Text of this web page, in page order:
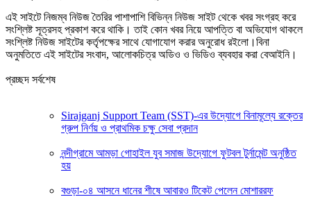
এই সাইটে নিজম্ব নিউজ তৈরির পাশাপাশি বিভিন্ন নিউজ সাইট থেকে খবর সংগ্রহ করে
সংশ্লিষ্ট সূত্রসহ প্রকাশ করে থাকি। তাই কোন খবর নিয়ে আপত্তি বা অভিযোগ থাকলে
সংশ্লিষ্ট নিউজ সাইটের কর্তৃপক্ষের সাথে যোগাযোগ করার অনুরোধ রইলো।বিনা
অনুমতিতে এই সাইটের সংবাদ, আলোকচিত্র অডিও ও ভিডিও ব্যবহার করা বেআইনি।
প্রচ্ছদ সর্বশেষ
Sirajganj Support Team (SST)-এর উদ্যোগে বিনামূল্যে রক্তের
গ্রুপ নির্ণয় ও প্রাথমিক চক্ষু সেবা প্রদান
নন্দীগ্রামে আমড়া গোহাইল যুব সমাজ উদ্যোগে ফুটবল টুর্নামেন্ট অনুষ্ঠিত
হয়
বগুড়া-০৪ আসনে ধানের শীষে আবারও টিকেট পেলেন মোশাররফ